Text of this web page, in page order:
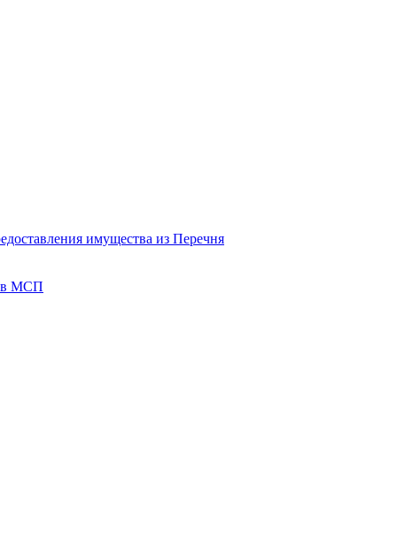
имущества из Перечня
МСП